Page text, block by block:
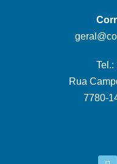
Tel.:
Rua
7780-